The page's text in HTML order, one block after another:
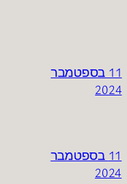
11 בספטמבר
2024
11 בספטמבר
2024